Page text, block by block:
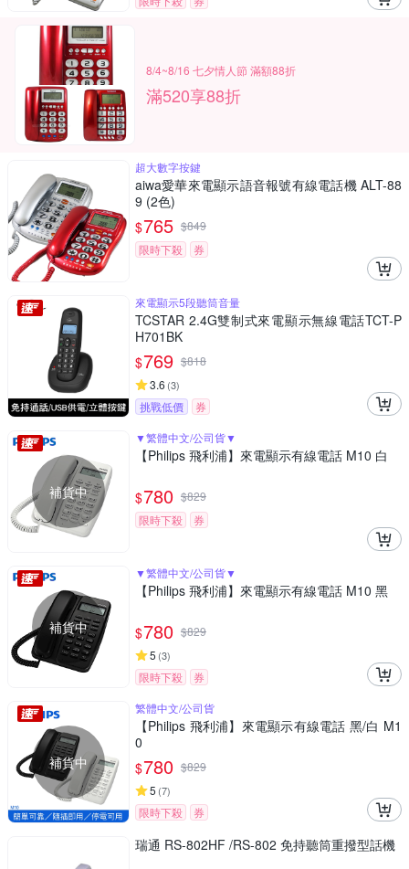
8/4~8/16 七夕情人節 滿額88折
滿520享88折
超大數字按鍵
aiwa愛華來電顯示語音報號有線電話機 ALT-88
9 (2色)
$765 $849
限時下殺
券
來電顯示5段聽筒音量
TCSTAR 2.4G雙制式來電顯示無線電話TCT-P
H701BK
$769 $818
3.6 (3)
挑戰低價 券
補貨中
▼繁體中文/公司貨▼
【Philips 飛利浦】來電顯示有線電話 M10 白
$780 $829
限時下殺
券
補貨中
▼繁體中文/公司貨▼
【Philips 飛利浦】來電顯示有線電話 M10 黑
$780 $829
5 (3)
限時下殺 券
補貨中
繁體中文/公司貨
【Philips 飛利浦】來電顯示有線電話 黑/白 M1
0
$780 $829
5 (7)
限時下殺 券
瑞通 RS-802HF /RS-802 免持聽筒重撥型話機